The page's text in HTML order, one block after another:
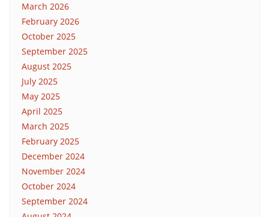
March 2026
February 2026
October 2025
September 2025
August 2025
July 2025
May 2025
April 2025
March 2025
February 2025
December 2024
November 2024
October 2024
September 2024